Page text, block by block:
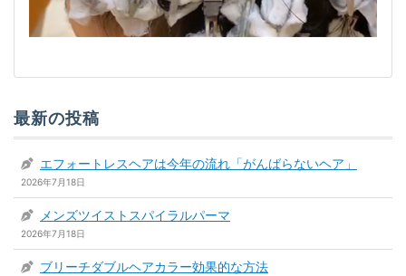
最新の投稿
エフォートレスヘアは今年の流れ「がんばらないヘア」
2026年7月18日
メンズツイストスパイラルパーマ
2026年7月18日
ブリーチダブルヘアカラー効果的な方法